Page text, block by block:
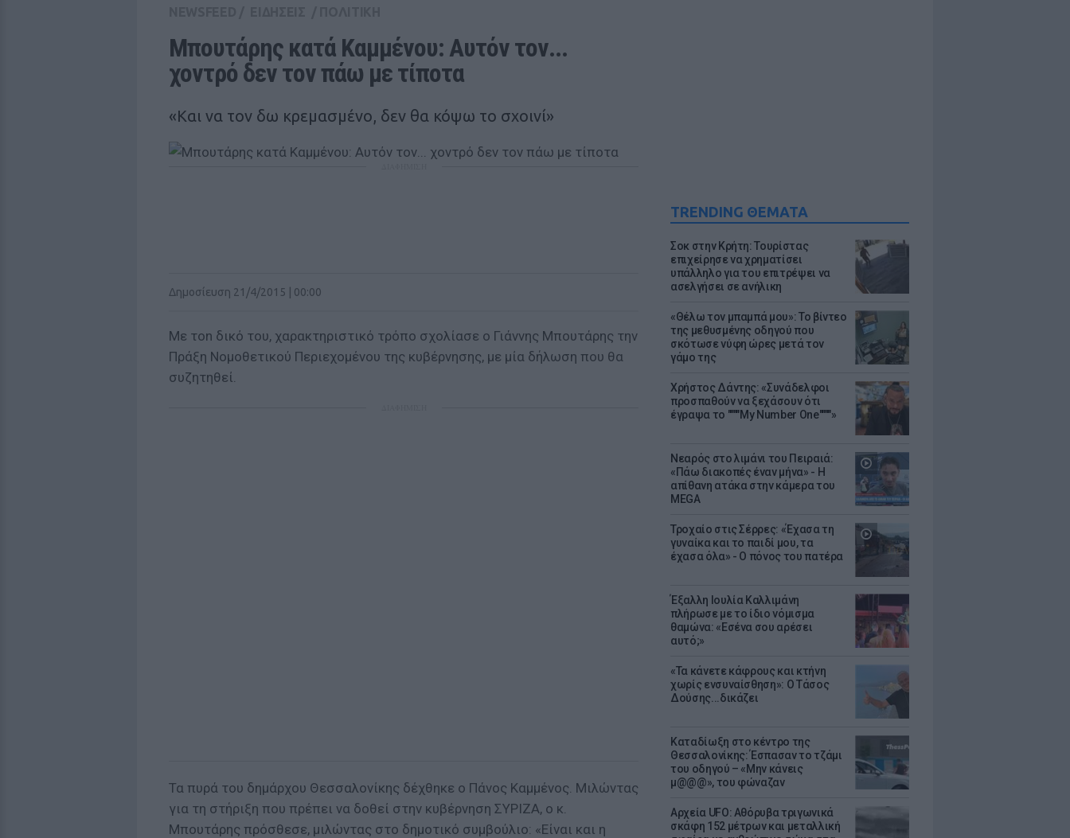
TRENDING ΘΕΜΑΤΑ
Σοκ στην Κρήτη: Τουρίστας
επιχείρησε να χρηματίσει
υπάλληλο για του επιτρέψει να
ασελγήσει σε ανήλικη
«Θέλω τον μπαμπά μου»: Το βίντεο
της μεθυσμένης οδηγού που
σκότωσε νύφη ώρες μετά τον
γάμο της
Χρήστος Δάντης: «Συνάδελφοι
προσπαθούν να ξεχάσουν ότι
έγραψα το """"My Number One""""»
Νεαρός στο λιμάνι του Πειραιά:
«Πάω διακοπές έναν μήνα» - Η
απίθανη ατάκα στην κάμερα του
MEGA
Τροχαίο στις Σέρρες: «Έχασα τη
γυναίκα και το παιδί μου, τα
έχασα όλα» - Ο πόνος του πατέρα
Έξαλλη Ιουλία Καλλιμάνη
πλήρωσε με το ίδιο νόμισμα
θαμώνα: «Εσένα σου αρέσει
αυτό;»
«Τα κάνετε κάφρους και κτήνη
χωρίς ενσυναίσθηση»: Ο Τάσος
Δούσης...δικάζει
Καταδίωξη στο κέντρο της
Θεσσαλονίκης: Έσπασαν το τζάμι
του οδηγού – «Μην κάνεις
μ@@@», του φώναζαν
Αρχεία UFO: Αθόρυβα τριγωνικά
σκάφη 152 μέτρων και μεταλλική
Μπουτάρης κατά Καμμένου: Αυτόν τον...
χοντρό δεν τον πάω με τίποτα
«Και να τον δω κρεμασμένο, δεν θα κόψω το σχοινί»
Δημοσίευση 21/4/2015 | 00:00
Με τοn δικό του, χαρακτηριστικό τρόπο σχολίασε ο Γιάννης Μπουτάρης την
Πράξη Νομοθετικού Περιεχομένου της κυβέρνησης, με μία δήλωση που θα
συζητηθεί.
Τα πυρά του δημάρχου Θεσσαλονίκης δέχθηκε ο Πάνος Καμμένος. Μιλώντας
για τη στήριξη που πρέπει να δοθεί στην κυβέρνηση ΣΥΡΙΖΑ, ο κ.
Μπουτάρης πρόσθεσε, μιλώντας στο δημοτικό συμβούλιο: «Είναι και η